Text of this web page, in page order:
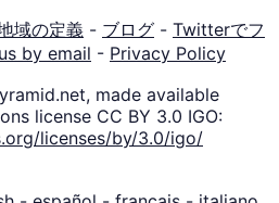
域の定義 - ブログ - Twitterでフ
by email - Privacy Policy
made available
license CC BY 3.0 IGO:
licenses/by/3.0/igo/